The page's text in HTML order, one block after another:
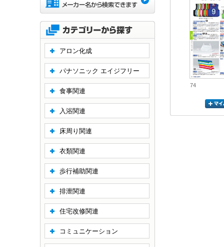
74
アロン化成
パナソニック エイジフリー
食事関連
入浴関連
床周り関連
衣類関連
歩行補助関連
排泄関連
住宅改修関連
コミュニケーション